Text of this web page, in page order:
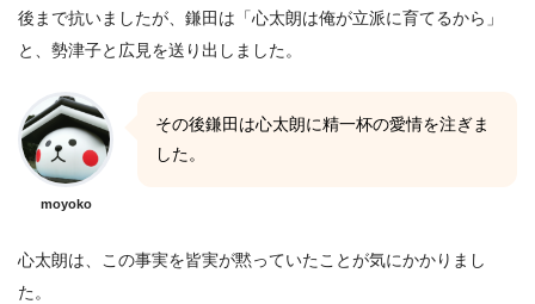
後まで抗いましたが、鎌田は「心太朗は俺が立派に育てるから」
と、勢津子と広見を送り出しました。
moyoko
その後鎌田は心太朗に精一杯の愛情を注ぎま
した。
心太朗は、この事実を皆実が黙っていたことが気にかかりまし
た。